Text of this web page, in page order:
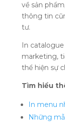
về sản
thông tin
tư.
In
marketing,
thể hiện sự
Tìm hiểu
In menu
Những